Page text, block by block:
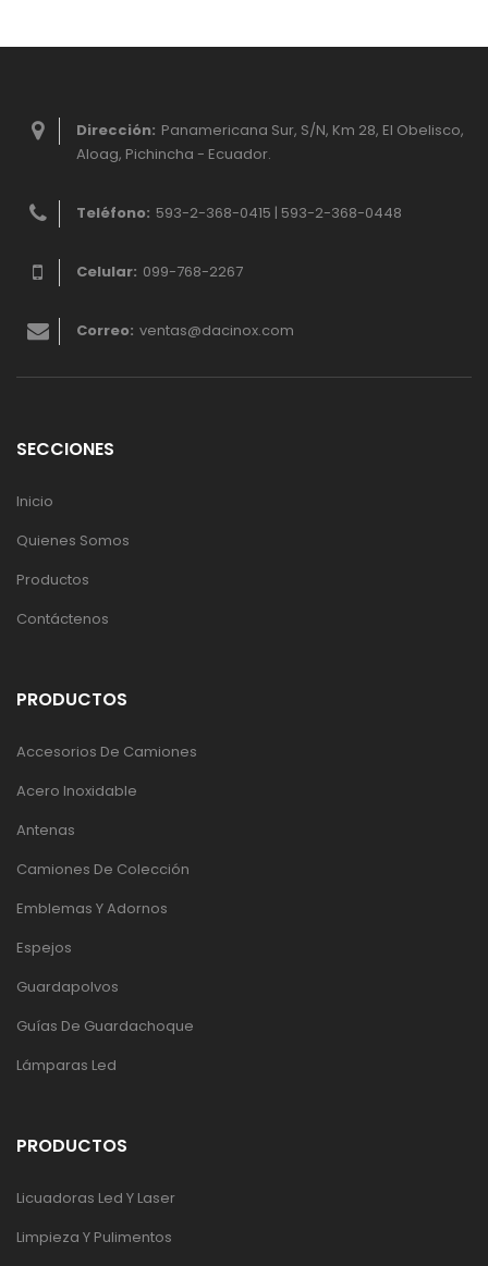
Dirección: Panamericana Sur, S/N, Km 28, El Obelisco,
Aloag, Pichincha - Ecuador.
Teléfono: 593-2-368-0415 | 593-2-368-0448
Celular: 099-768-2267
Correo: ventas@dacinox.com
SECCIONES
Inicio
Quienes Somos
Productos
Contáctenos
PRODUCTOS
Accesorios De Camiones
Acero Inoxidable
Antenas
Camiones De Colección
Emblemas Y Adornos
Espejos
Guardapolvos
Guías De Guardachoque
Lámparas Led
PRODUCTOS
Licuadoras Led Y Laser
Limpieza Y Pulimentos